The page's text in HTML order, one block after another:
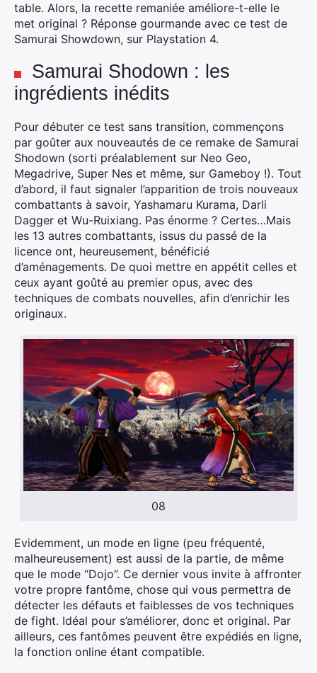
table. Alors, la recette remaniée améliore-t-elle le
met original ? Réponse gourmande avec ce test de
Samurai Showdown, sur Playstation 4.
Samurai Shodown : les
ingrédients inédits
Pour débuter ce test sans transition, commençons
par goûter aux nouveautés de ce remake de Samurai
Shodown (sorti préalablement sur Neo Geo,
Megadrive, Super Nes et même, sur Gameboy !). Tout
d’abord, il faut signaler l’apparition de trois nouveaux
combattants à savoir, Yashamaru Kurama, Darli
Dagger et Wu-Ruixiang. Pas énorme ? Certes…Mais
les 13 autres combattants, issus du passé de la
licence ont, heureusement, bénéficié
d’aménagements. De quoi mettre en appétit celles et
ceux ayant goûté au premier opus, avec des
techniques de combats nouvelles, afin d’enrichir les
originaux.
08
Evidemment, un mode en ligne (peu fréquenté,
malheureusement) est aussi de la partie, de même
que le mode “Dojo”. Ce dernier vous invite à affronter
votre propre fantôme, chose qui vous permettra de
détecter les défauts et faiblesses de vos techniques
de fight. Idéal pour s’améliorer, donc et original. Par
ailleurs, ces fantômes peuvent être expédiés en ligne,
la fonction online étant compatible.